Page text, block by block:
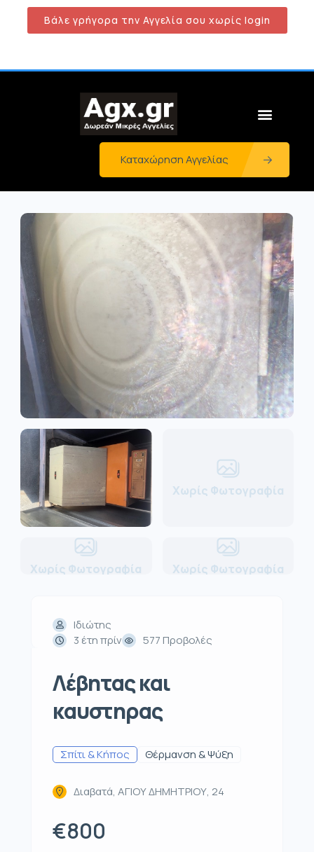
Βάλε γρήγορα την Αγγελία σου χωρίς login
Καταχώρηση Αγγελίας
Χωρίς Φωτογραφία
Χωρίς Φωτογραφία Χωρίς Φωτογραφία
Ιδιώτης
3 έτη πρίν
577 Προβολές
Λέβητας και
καυστηρας
Σπίτι & Κήπος Θέρμανση & Ψύξη
Διαβατά, ΑΓΙΟΥ ΔΗΜΗΤΡΙΟΥ, 24
€800